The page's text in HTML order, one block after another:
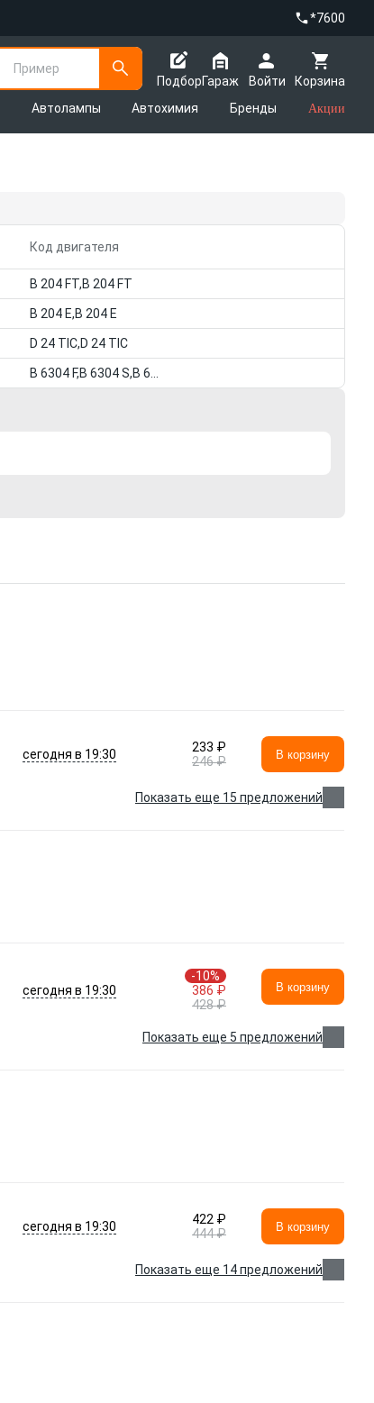
*7600
Пример
Подбор
Корзина
Гараж
Войти
Автолампы Автохимия Бренды Акции
Код двигателя
B 204 FT,B 204 FT
B 204 E,B 204 E
D 24 TIC,D 24 TIC
сегодня в 19:30
233 ₽
246 ₽
В корзину
Показать еще 15 предложений
сегодня в 19:30
-10%
386 ₽
428 ₽
В корзину
Показать еще 5 предложений
сегодня в 19:30
422 ₽
444 ₽
В корзину
Показать еще 14 предложений